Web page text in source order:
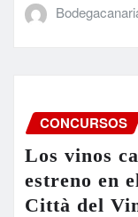
CONCURSOS
Los vinos
estreno en
Città del